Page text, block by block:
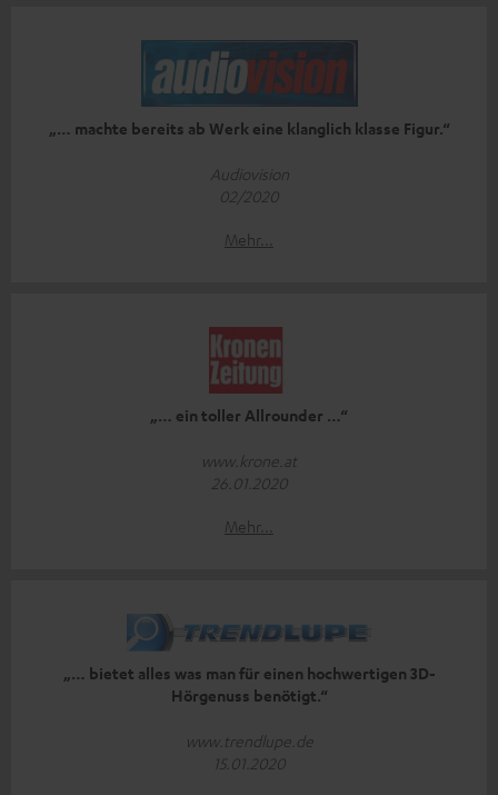
„… machte bereits ab Werk eine klanglich klasse Figur.“
Audiovision
02/2020
Mehr...
„… ein toller Allrounder …“
www.krone.at
26.01.2020
Mehr...
„… bietet alles was man für einen hochwertigen 3D-
Hörgenuss benötigt.“
www.trendlupe.de
15.01.2020